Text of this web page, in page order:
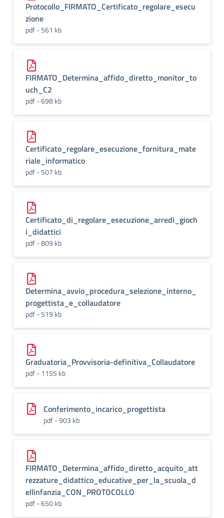
Protocollo_FIRMATO_Certificato_regolare_esecu
zione
pdf - 561 kb
FIRMATO_Determina_affido_diretto_monitor_to
uch_C2
pdf - 698 kb
Certificato_regolare_esecuzione_fornitura_mate
riale_informatico
pdf - 507 kb
Certificato_di_regolare_esecuzione_arredi_gioch
i_didattici
pdf - 809 kb
Determina_avvio_procedura_selezione_interno_
progettista_e_collaudatore
pdf - 519 kb
Graduatoria_Provvisoria-definitiva_Collaudatore
pdf - 1155 kb
Conferimento_incarico_progettista
pdf - 903 kb
FIRMATO_Determina_affido_diretto_acquito_att
rezzature_didattico_educative_per_la_scuola_d
ellinfanzia_CON_PROTOCOLLO
pdf - 650 kb